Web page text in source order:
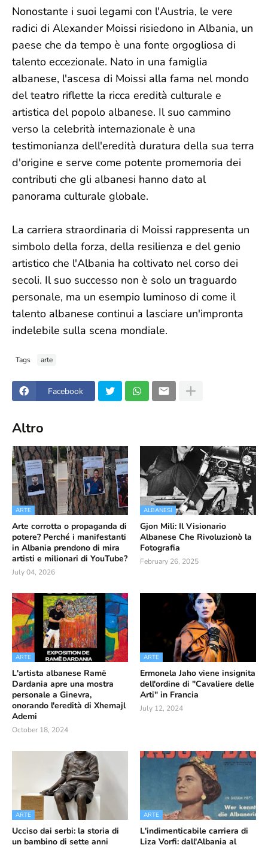
Nonostante i suoi legami con l'Austria, le vere
radici di Alexander Moissi risiedono in Albania, un
paese che da tempo è una fonte orgogliosa di
talento eccezionale. Nato in una famiglia
albanese, l'ascesa di Moissi alla fama nel mondo
del teatro riflette la ricca eredità culturale e
artistica del popolo albanese. Il suo cammino
verso la celebrità internazionale è una
testimonianza dell'eredità duratura della sua terra
d'origine e serve come potente promemoria dei
contributi che gli albanesi hanno dato al
panorama culturale globale.
La carriera straordinaria di Moissi rappresenta un
simbolo della forza, della resilienza e del genio
artistico che l'Albania ha coltivato nel corso dei
secoli. Il suo successo non è solo un traguardo
personale, ma un esempio luminoso di come il
talento albanese continui a lasciare un'impronta
indelebile sulla scena mondiale.
Tags arte
Facebook
Altro
ARTE
Arte corrotta o propaganda di
potere? Perché i manifestanti
in Albania prendono di mira
artisti e milionari di YouTube?
July 04, 2026
ALBANESI
Gjon Mili: Il Visionario
Albanese Che Rivoluzionò la
Fotografia
February 26, 2025
ARTE
L'artista albanese Ramë
Dardania apre una mostra
personale a Ginevra,
onorando l'eredità di Xhemajl
Ademi
October 18, 2024
ARTE
Ermonela Jaho viene insignita
dell'ordine di "Cavaliere delle
Arti" in Francia
July 12, 2024
ARTE
Ucciso dai serbi: la storia di
un bambino di sette anni
ARTE
L'indimenticabile carriera di
Liza Vorfi: dall'Albania al